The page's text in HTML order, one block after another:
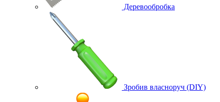
Деревообробка
Зробив власноруч (DIY)